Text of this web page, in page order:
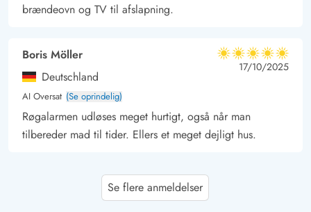
brændeovn og TV til afslapning.
Boris Möller
Deutschland
AI Oversat (Se oprindelig)
5 ud af 5
5 ud af 5
5 out of 5
17/10/2025
Røgalarmen udløses meget hurtigt, også når man
tilbereder mad til tider. Ellers et meget dejligt hus.
Se flere anmeldelser